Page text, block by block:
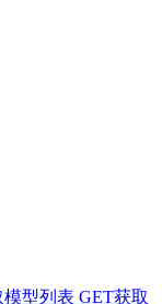
模型列表 GET获取